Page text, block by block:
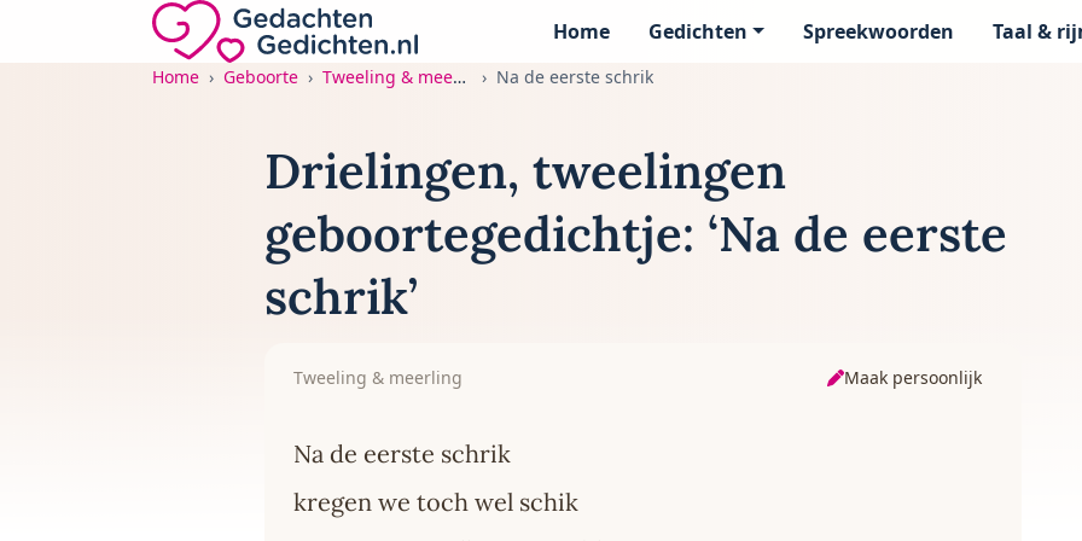
Direct naar de inhoud
Gedachten-Gedichten.nl — naar de homepage
Home Gedichten Spreekwoorden Taal &
Home Geboorte Tweeling & meerling Na de eerste schrik
Drielingen, tweelingen
geboortegedichtje: ‘Na de eerste
schrik’
Tweeling & meerling Maak persoonlijk
Na de eerste schrik
kregen we toch wel schik